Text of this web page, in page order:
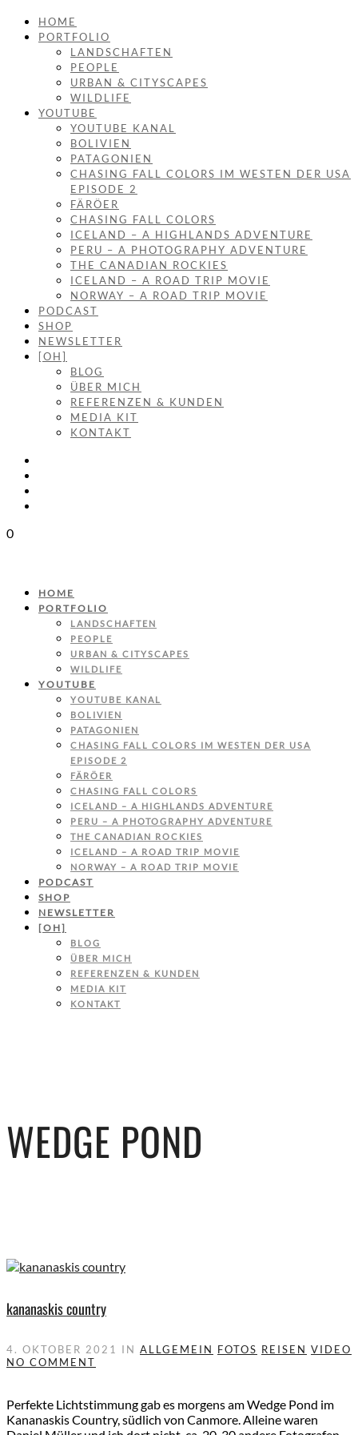
HOME
PORTFOLIO
LANDSCHAFTEN
PEOPLE
URBAN & CITYSCAPES
WILDLIFE
YOUTUBE
YOUTUBE KANAL
BOLIVIEN
PATAGONIEN
CHASING FALL COLORS IM WESTEN DER USA
EPISODE 2
FÄRÖER
CHASING FALL COLORS
ICELAND – A HIGHLANDS ADVENTURE
PERU – A PHOTOGRAPHY ADVENTURE
THE CANADIAN ROCKIES
ICELAND – A ROAD TRIP MOVIE
NORWAY – A ROAD TRIP MOVIE
PODCAST
SHOP
NEWSLETTER
[OH]
BLOG
ÜBER MICH
REFERENZEN & KUNDEN
MEDIA KIT
KONTAKT
0
HOME
PORTFOLIO
LANDSCHAFTEN
PEOPLE
URBAN & CITYSCAPES
WILDLIFE
YOUTUBE
YOUTUBE KANAL
BOLIVIEN
PATAGONIEN
CHASING FALL COLORS IM WESTEN DER USA
EPISODE 2
FÄRÖER
CHASING FALL COLORS
ICELAND – A HIGHLANDS ADVENTURE
PERU – A PHOTOGRAPHY ADVENTURE
THE CANADIAN ROCKIES
ICELAND – A ROAD TRIP MOVIE
NORWAY – A ROAD TRIP MOVIE
PODCAST
SHOP
NEWSLETTER
[OH]
BLOG
ÜBER MICH
REFERENZEN & KUNDEN
MEDIA KIT
KONTAKT
WEDGE POND
kananaskis country
4. OKTOBER 2021 IN ALLGEMEIN FOTOS REISEN VIDEO
NO COMMENT
Perfekte Lichtstimmung gab es morgens am Wedge Pond im
Kananaskis Country, südlich von Canmore. Alleine waren